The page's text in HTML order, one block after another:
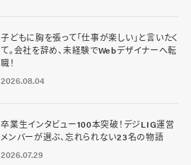
子どもに胸を張って「仕事が楽しい」と言いたく
て。会社を辞め、未経験でWebデザイナーへ転
職！
2026.08.04
卒業生インタビュー100本突破！デジLIG運営
メンバーが選ぶ、忘れられない23名の物語
2026.07.29